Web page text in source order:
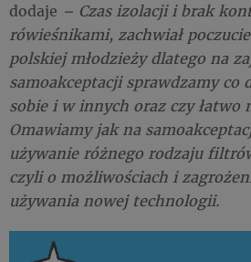
dodaje – Czas izolacji i brak
rówieśnikami, zachwiał
polskiej młodzieży dlatego na
samoakceptacji sprawdzamy co
sobie i w innych oraz czy łatwo
Omawiamy jak na
używanie różnego rodzaju
czyli o możliwościach i
używania nowej technologii.